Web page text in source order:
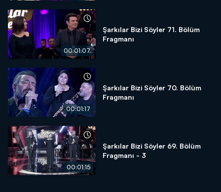
00:01:07
Şarkılar Bizi Söyler 71. Bölüm
Fragmanı
00:01:17
Şarkılar Bizi Söyler 70. Bölüm
Fragmanı
00:01:15
Şarkılar Bizi Söyler 69. Bölüm
Fragmanı - 3